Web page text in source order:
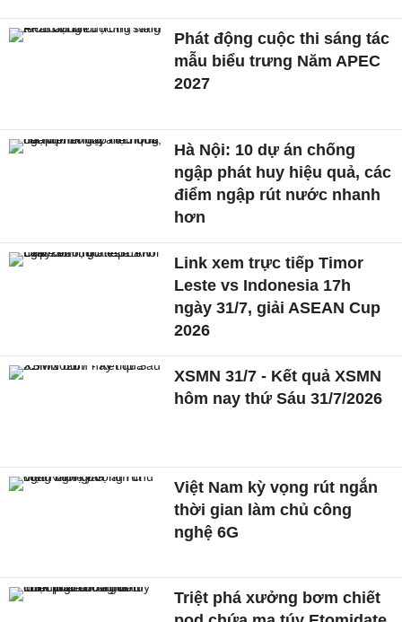
Phát động cuộc thi sáng tác
mẫu biểu trưng Năm APEC
2027
Hà Nội: 10 dự án chống
ngập phát huy hiệu quả, các
điểm ngập rút nước nhanh
hơn
Link xem trực tiếp Timor
Leste vs Indonesia 17h
ngày 31/7, giải ASEAN Cup
2026
XSMN 31/7 - Kết quả XSMN
hôm nay thứ Sáu 31/7/2026
Việt Nam kỳ vọng rút ngắn
thời gian làm chủ công
nghệ 6G
Triệt phá xưởng bơm chiết